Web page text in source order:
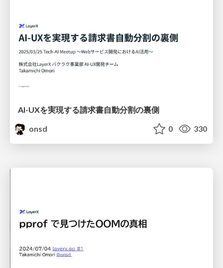
AI-UXを実現する請求書自動分割の裏側
onsd
0 330